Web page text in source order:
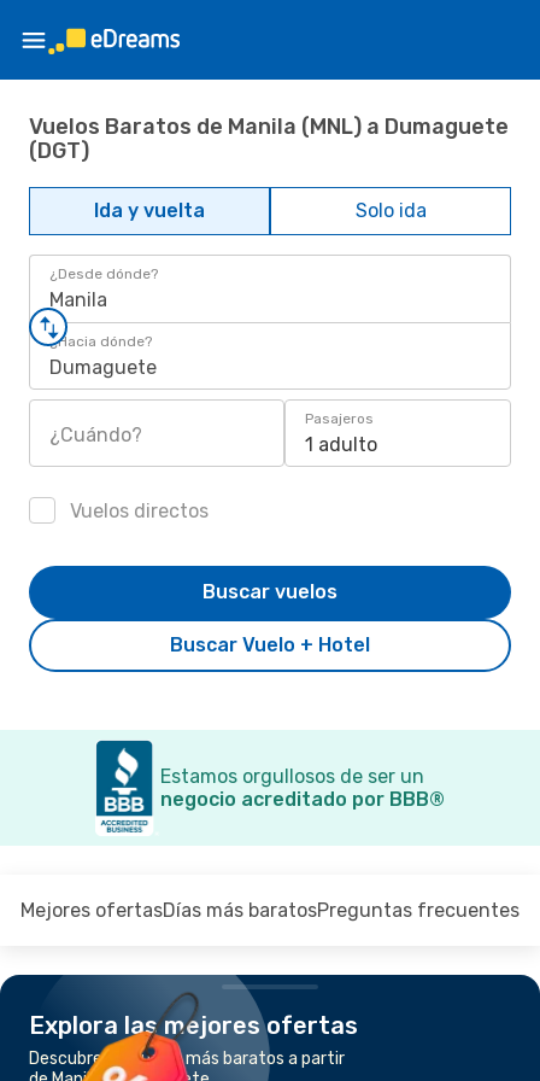
Vuelos Baratos de Manila (MNL) a Dumaguete
(DGT)
Ida y vuelta Solo ida
¿Desde dónde?
Manila
¿Hacia dónde?
Dumaguete
¿Cuándo?
Pasajeros
1 adulto
Vuelos directos
Buscar Vuelo + Hotel
Buscar vuelos
Estamos orgullosos de ser un
negocio acreditado por BBB®
Mejores ofertasDías más baratosPreguntas frecuentes
Explora las mejores ofertas
Descubre los vuelos más baratos a partir